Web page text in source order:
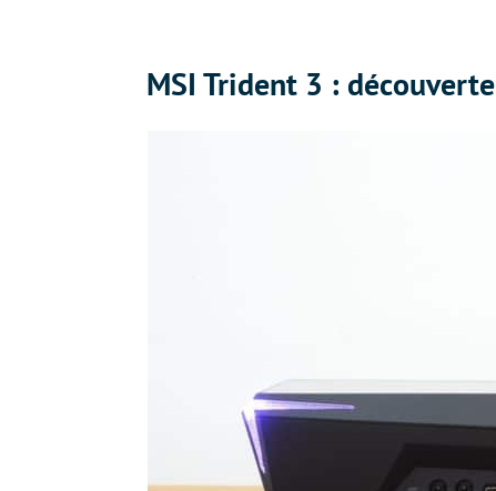
MSI Trident 3 : découverte